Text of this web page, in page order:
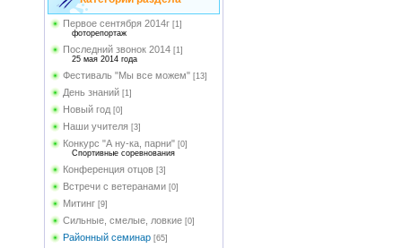
Первое сентября 2014г [1]
фоторепортаж
Последний звонок 2014 [1]
25 мая 2014 года
Фестиваль "Мы все можем" [13]
День знаний [1]
Новый год [0]
Наши учителя [3]
Конкурс "А ну-ка, парни" [0]
Спортивные соревнования
Конференция отцов [3]
Встречи с ветеранами [0]
Митинг [9]
Сильные, смелые, ловкие [0]
Районный семинар [65]